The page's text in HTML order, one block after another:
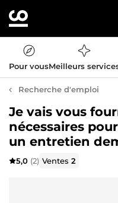
Pour vousMeilleurs
Recherche d'emploi
Je vais vous
nécessaires
un entretien
5,0 (2) Ventes2